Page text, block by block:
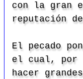
con la gran
reputación
El pecado
el cual, por
hacer